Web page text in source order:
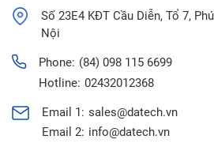
Số 23E4 KĐT Cầu Diễn, Tổ 7,
Nội
Phone: (84) 098 115 6699
Hotline: 02432012368
Email 1: sales@datech.vn
Email 2: info@datech.vn